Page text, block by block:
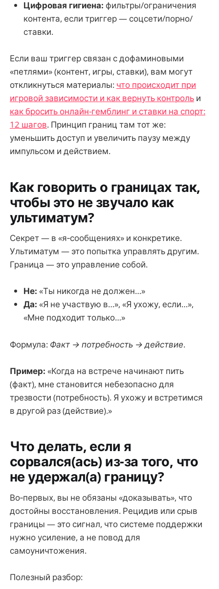
Цифровая гигиена: фильтры/ограничения
контента, если триггер — соцсети/порно/
ставки.
Если ваш триггер связан с дофаминовыми
«петлями» (контент, игры, ставки), вам могут
откликнуться материалы: что происходит при
игровой зависимости и как вернуть контроль и
как бросить онлайн-гемблинг и ставки на спорт:
12 шагов. Принцип границ там тот же:
уменьшить доступ и увеличить паузу между
импульсом и действием.
Как говорить о границах так,
чтобы это не звучало как
ультиматум?
Секрет — в «я‑сообщениях» и конкретике.
Ультиматум — это попытка управлять другим.
Граница — это управление собой.
Не: «Ты никогда не должен…»
Да: «Я не участвую в…», «Я ухожу, если…»,
«Мне подходит только…»
Формула: Факт → потребность → действие.
Пример: «Когда на встрече начинают пить
(факт), мне становится небезопасно для
трезвости (потребность). Я ухожу и встретимся
в другой раз (действие).»
Что делать, если я
сорвался(ась) из-за того, что
не удержал(а) границу?
Во‑первых, вы не обязаны «доказывать», что
достойны восстановления. Рецидив или срыв
границы — это сигнал, что системе поддержки
нужно усиление, а не повод для
самоуничтожения.
Полезный разбор: